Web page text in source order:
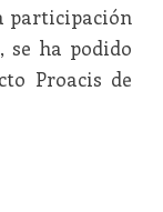
participación
se ha podido
Proacis de